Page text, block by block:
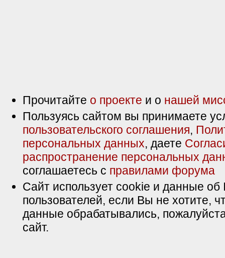
Прочитайте о проекте и о нашей
Пользуясь сайтом вы принимаете
пользовательского соглашения,
персональных данных, даете
распространение персональных
соглашаетесь с правилами форума
Сайт использует cookie и данные об
пользователей, если Вы не хотите,
данные обрабатывались,
сайт.